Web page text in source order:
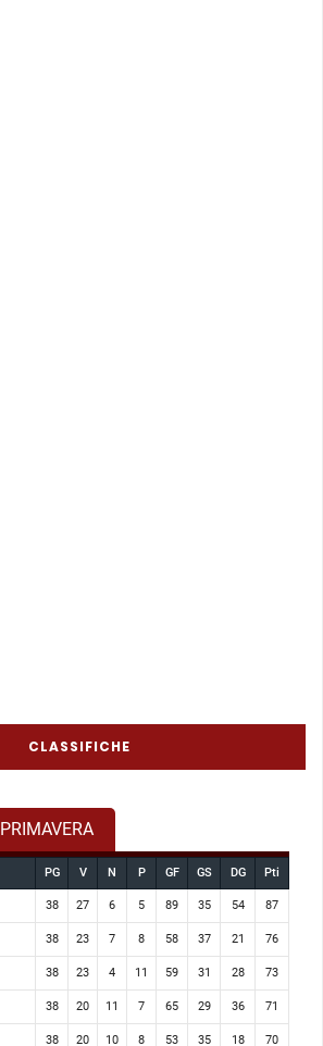
CLASSIFICHE
PRIMAVERA
PG V N P GF GS DG Pti
38 27 6 5 89 35 54 87
38 23 7 8 58 37 21 76
38 23 4 11 59 31 28 73
38 20 11 7 65 29 36 71
38 20 10 8 53 35 18 70